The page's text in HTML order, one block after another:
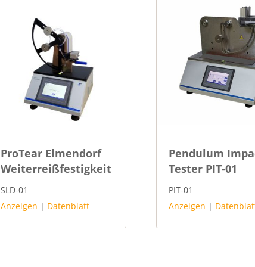
ProTear Elmendorf
Weiterreißfestigkeit
SLD-01
Anzeigen | Datenblatt
Pendulum
Tester PIT-01
PIT-01
Anzeigen |